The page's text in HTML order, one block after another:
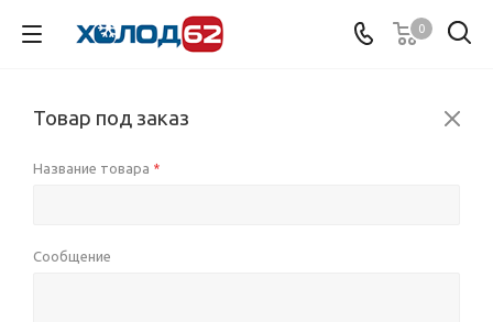
0
Товар под заказ
Название товара *
Сообщение